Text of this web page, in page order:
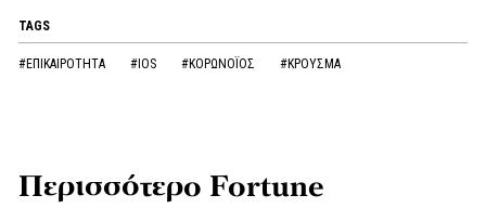
TAGS
#ΕΠΙΚΑΙΡΟΤΗΤΑ #IOS #ΚΟΡΩΝOΪΟΣ #ΚΡΟΥΣΜΑ
Περισσότερο Fortune